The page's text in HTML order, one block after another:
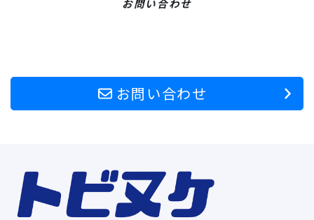
お問い合わせ
お問い合わせ